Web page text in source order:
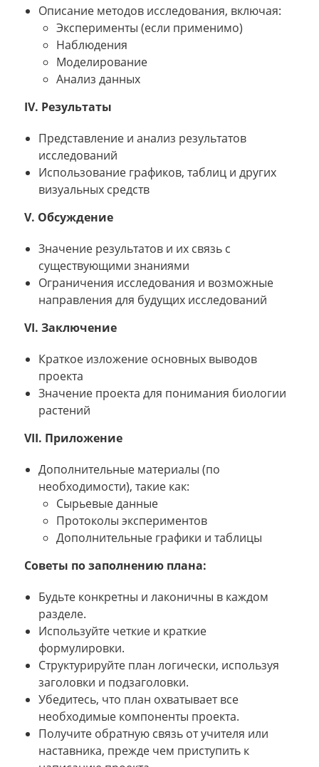
Описание методов исследования, включая:
Эксперименты (если применимо)
Наблюдения
Моделирование
Анализ данных
IV. Результаты
Представление и анализ результатов
исследований
Использование графиков, таблиц и других
визуальных средств
V. Обсуждение
Значение результатов и их связь с
существующими знаниями
Ограничения исследования и возможные
направления для будущих исследований
VI. Заключение
Краткое изложение основных выводов
проекта
Значение проекта для понимания биологии
растений
VII. Приложение
Дополнительные материалы (по
необходимости), такие как:
Сырьевые данные
Протоколы экспериментов
Дополнительные графики и таблицы
Советы по заполнению плана:
Будьте конкретны и лаконичны в каждом
разделе.
Используйте четкие и краткие
формулировки.
Структурируйте план логически, используя
заголовки и подзаголовки.
Убедитесь, что план охватывает все
необходимые компоненты проекта.
Получите обратную связь от учителя или
наставника, прежде чем приступить к